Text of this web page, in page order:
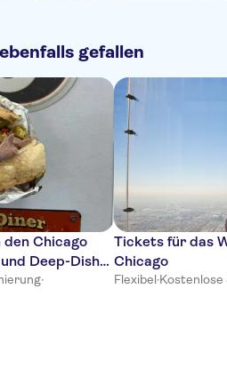
gefallen
Chicago
Deep-Dish-
·
Tickets für das
Chicago
Flexibel·